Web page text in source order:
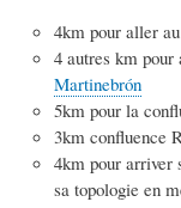
4km pour aller au
4 autres km
Martinebrón
5km pour la
3km confluence
4km pour arriver
sa topologie en